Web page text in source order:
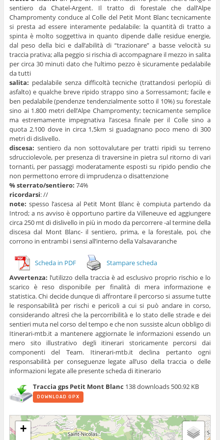
sentiero da Chatel-Argent. Il tratto di forestale che dall’Alpe
Champromenty conduce al Colle del Petit Mont Blanc tecnicamente
si presta ad essere interamente pedalabile: la quantità di tratto a
spinta è molto soggettiva in quanto dipende dalle residue energie,
dal peso della bici e dall’abilità di “trazionare” a basse velocità su
traccia prativa; alla peggio si rischia di accompagnare il mezzo in salita
per circa 30 minuti dato che l’ultimo pezzo è sicuramente pedalabile
da tutti
salita: pedalabile senza difficoltà tecniche (trattandosi perlopiù di
asfalto) e qualche breve ripido strappo sino a Sorressamont; facile e
ben pedalabile (pendenze tendenzialmente sotto il 10%) su forestale
sino ai 1.800 metri dell’Alpe Champromenty; tecnicamente semplice
ma estremamente impegnativa l’ascesa finale per il Colle sino a
quota 2.100 dove in circa 1,5km si guadagnano poco meno di 300
metri di dislivello.
discesa: sentiero da non sottovalutare per tratti ripidi su terreno
sdrucciolevole, per presenza di traversine in pietra sul ritorno di vari
tornanti, per passaggi moderatamente esposti su ripido pendio che
non permettono errore di imprudenza o disattenzione
% sterrato/sentiero: 74%
ricordarsi: //
note: spesso l’ascesa al Petit Mont Blanc è compiuta partendo da
Introd; a ns avviso è opportuno partire da Villeneuve ed aggiungere
circa 250 mt di dislivello in più in modo da percorrere -al termine della
discesa dal Mont Blanc- il sentiero, prima, e la forestale, poi, che
corrono in entrambi i sensi all’interno della Valsavaranche
Scheda in PDF
Stampare scheda
Avvertenza: l’utilizzo della traccia è ad esclusivo proprio rischio e lo
scarico è reso disponibile per finalità di mera informazione e
statistica. Chi decide dunque di affrontare il percorso si assume tutte
le responsabilità per rischi e pericoli a cui si può andare in corso,
considerando altresì che la percorribilità e lo stato delle strade e dei
sentieri muta nel corso del tempo e che non sussiste alcun obbligo di
Itinerari-mtb.it a mantenere aggiornate le informazioni essendo un
mero sito illustrativo degli itinerari storicamente percorsi dai
componenti del Team. Itinerari-mtb.it declina pertanto ogni
responsabilità per conseguenze legate all’uso della traccia o delle
informazioni legate alle presente scheda di itinerario
Traccia gps Petit Mont Blanc 138 downloads 500.92 KB
DOWNLOAD GPX
+